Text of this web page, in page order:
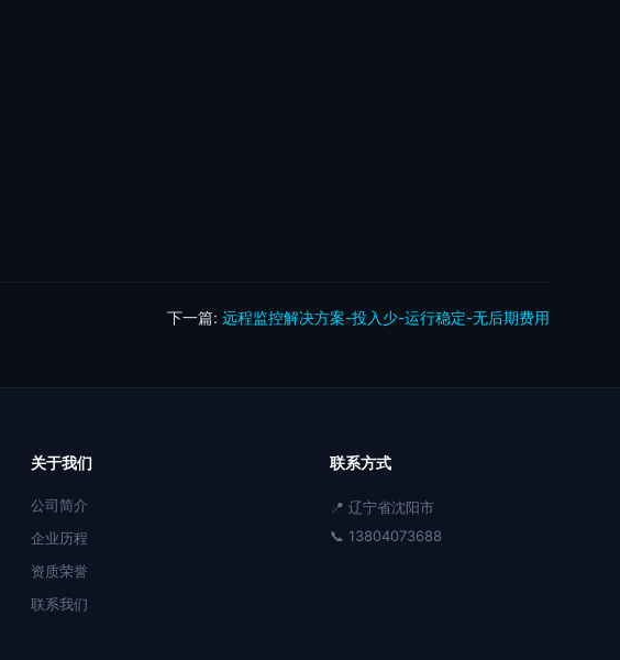
下一篇: 远程监控解决方案-投入少-运行稳定-无后期费用
关于我们
公司简介
企业历程
资质荣誉
联系我们
联系方式
📍 辽宁省沈阳市
📞 13804073688